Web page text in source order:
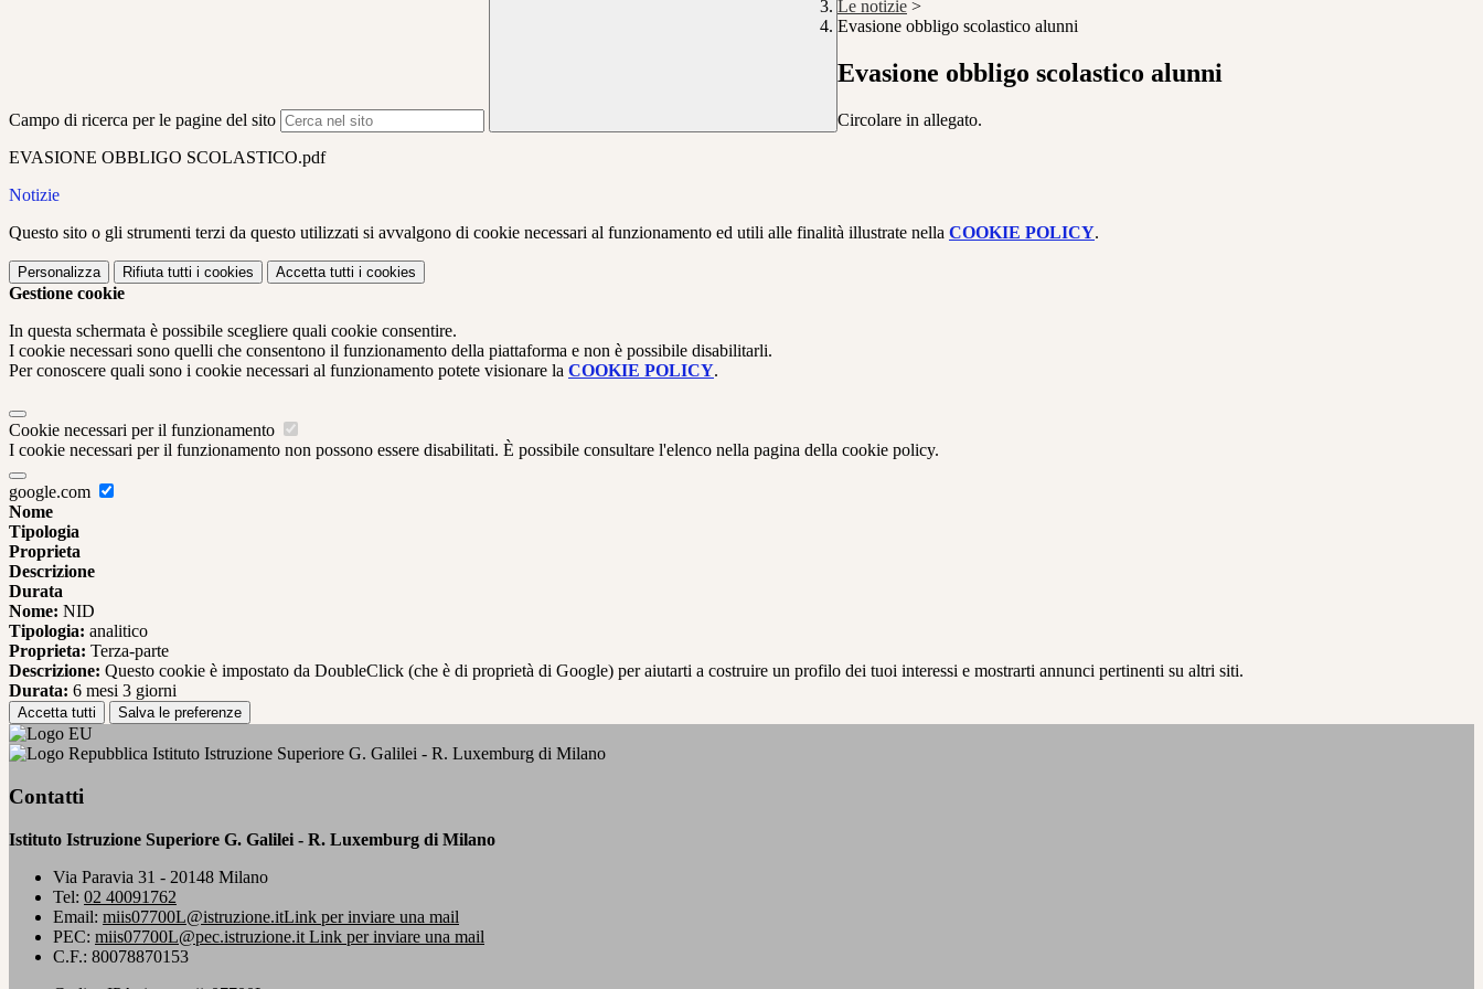
Campo di ricerca per le pagine del sito
Le notizie >
Evasione obbligo scolastico alunni
Evasione obbligo scolastico alunni
Circolare in allegato.
EVASIONE OBBLIGO SCOLASTICO.pdf
Notizie
Questo sito o gli strumenti terzi da questo utilizzati si avvalgono di cookie necessari al funzionamento ed utili alle finalità illustrate nella COOKIE POLICY.
Personalizza Rifiuta tutti i cookies Accetta tutti i cookies
Gestione cookie
In questa schermata è possibile scegliere quali cookie consentire.
I cookie necessari sono quelli che consentono il funzionamento della piattaforma e non è possibile disabilitarli.
Per conoscere quali sono i cookie necessari al funzionamento potete visionare la COOKIE POLICY.
Cookie necessari per il funzionamento
I cookie necessari per il funzionamento non possono essere disabilitati. È possibile consultare l'elenco nella pagina della cookie policy.
google.com
Nome
Tipologia
Proprieta
Descrizione
Durata
Nome: NID
Tipologia: analitico
Proprieta: Terza-parte
Descrizione: Questo cookie è impostato da DoubleClick (che è di proprietà di Google) per aiutarti a costruire un profilo dei tuoi interessi e mostrarti annunci pertinenti su altri siti.
Durata: 6 mesi 3 giorni
Accetta tutti Salva le preferenze
Istituto Istruzione Superiore G. Galilei - R. Luxemburg di Milano
Contatti
Istituto Istruzione Superiore G. Galilei - R. Luxemburg di Milano
Via Paravia 31 - 20148 Milano
Tel: 02 40091762
Email: miis07700L@istruzione.itLink per inviare una mail
PEC: miis07700L@pec.istruzione.it Link per inviare una mail
C.F.: 80078870153